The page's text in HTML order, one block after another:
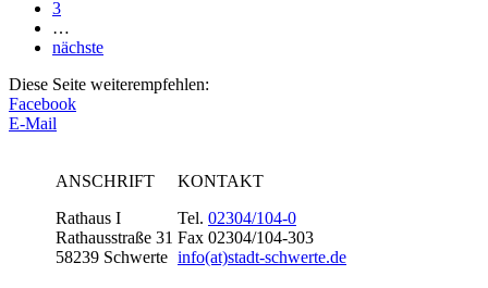
3
…
nächste
Diese Seite weiterempfehlen:
Facebook
E-Mail
ANSCHRIFT
Rathaus I
Rathausstraße 31
58239 Schwerte
KONTAKT
Tel. 02304/104-0
Fax 02304/104-303
info(at)stadt-schwerte.de